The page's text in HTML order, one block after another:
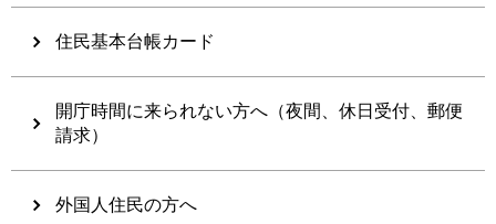
住民基本台帳カード
開庁時間に来られない方へ（夜間、休日受付、郵便
請求）
外国人住民の方へ